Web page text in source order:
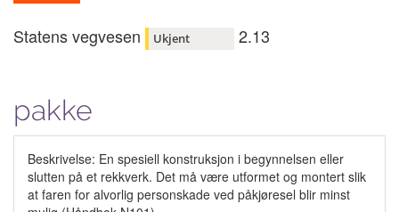
Statens vegvesen Ukjent 2.13
pakke
Beskrivelse: En spesiell konstruksjon i begynnelsen eller
slutten på et rekkverk. Det må være utformet og montert slik
at faren for alvorlig personskade ved påkjøresel blir minst